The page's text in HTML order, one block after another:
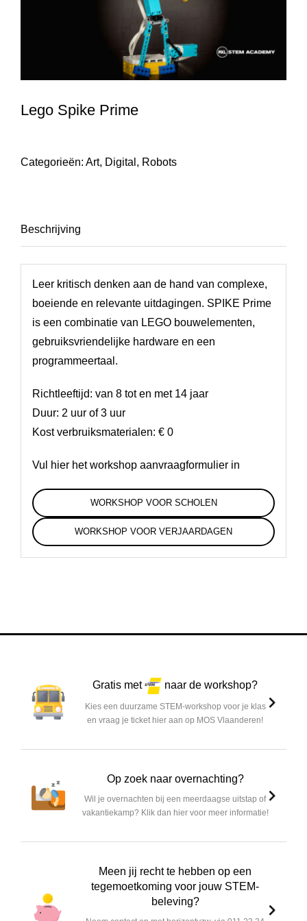
Lego Spike Prime
Categorieën: Art, Digital , Robots
Beschrijving
Leer kritisch denken aan de hand van complexe,
boeiende en relevante uitdagingen. SPIKE Prime
is een combinatie van LEGO bouwelementen,
gebruiksvriendelijke hardware en een
programmeertaal.
Richtleeftijd: van 8 tot en met 14 jaar
Duur: 2 uur of 3 uur
Kost verbruiksmaterialen: € 0
Vul hier het workshop aanvraagformulier in
WORKSHOP VOOR SCHOLEN
WORKSHOP VOOR VERJAARDAGEN
Gratis met naar de workshop?
Kies een duurzame STEM-workshop voor je klas
en vraag je ticket hier aan op MOS Vlaanderen!
Op zoek naar overnachting?
Wil je overnachten bij een meerdaagse uitstap of
vakantiekamp? Klik dan hier voor meer informatie!
Meen jij recht te hebben op een
tegemoetkoming voor jouw STEM-
beleving?